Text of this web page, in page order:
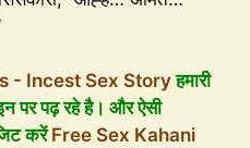
- Incest Sex Storyहमारी
पर पढ़ रहे है। और ऐसी
करेंFree Sex Kahani